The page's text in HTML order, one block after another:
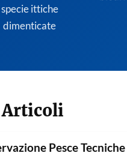
specie ittiche
dimenticate
Pesce Tecniche